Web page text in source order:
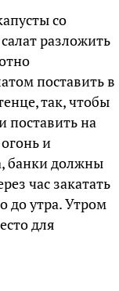
со
разложить
поставить в
так, чтобы
поставить на
и
банки должны
час закатать
до утра. Утром
для